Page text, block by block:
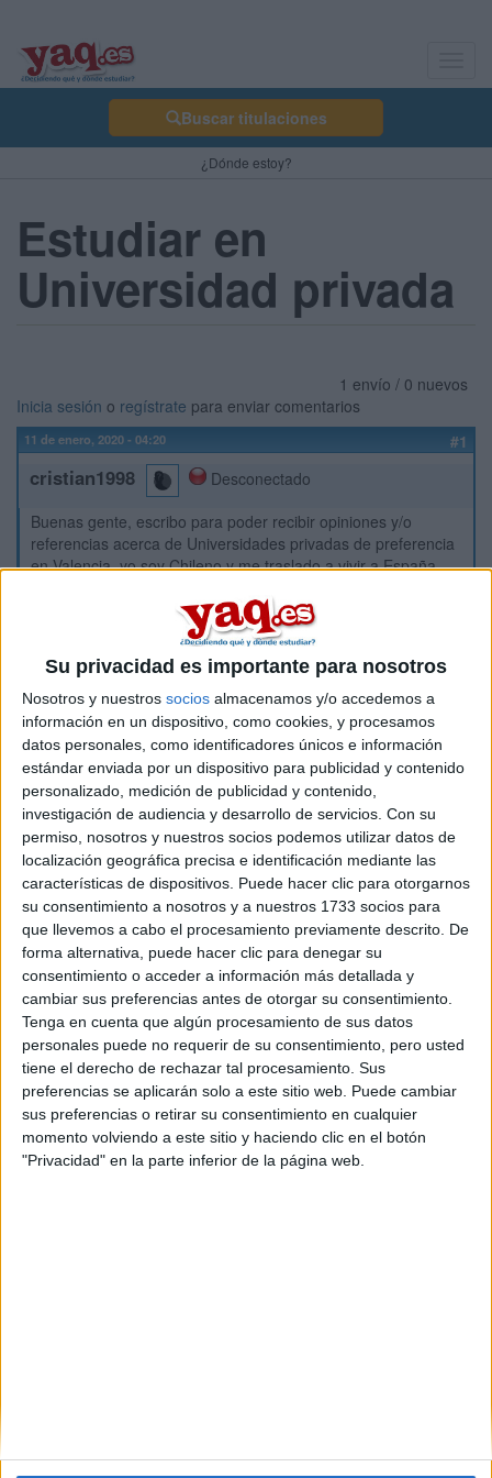
Su privacidad es importante para nosotros
Nosotros y nuestros socios almacenamos y/o accedemos a
información en un dispositivo, como cookies, y procesamos
datos personales, como identificadores únicos e información
estándar enviada por un dispositivo para publicidad y contenido
personalizado, medición de publicidad y contenido,
investigación de audiencia y desarrollo de servicios. Con su
permiso, nosotros y nuestros socios podemos utilizar datos de
localización geográfica precisa e identificación mediante las
características de dispositivos. Puede hacer clic para otorgarnos
su consentimiento a nosotros y a nuestros 1733 socios para
que llevemos a cabo el procesamiento previamente descrito. De
forma alternativa, puede hacer clic para denegar su
consentimiento o acceder a información más detallada y
cambiar sus preferencias antes de otorgar su consentimiento.
Tenga en cuenta que algún procesamiento de sus datos
personales puede no requerir de su consentimiento, pero usted
tiene el derecho de rechazar tal procesamiento. Sus
preferencias se aplicarán solo a este sitio web. Puede cambiar
sus preferencias o retirar su consentimiento en cualquier
momento volviendo a este sitio y haciendo clic en el botón
"Privacidad" en la parte inferior de la página web.
Buscar titulaciones
¿Dónde estoy?
Estudiar en
Universidad privada
1 envío / 0 nuevos
Inicia sesión o regístrate para enviar comentarios
11 de enero, 2020 - 04:20 #1
cristian1998
Desconectado
Buenas gente, escribo para poder recibir opiniones y/o
referencias acerca de Universidades privadas de preferencia
en Valencia, yo soy Chileno y me traslado a vivir a España
diversas opiniones acerca de que las universidades privadas
son pay to win, yo en Chile estudio en Uni privada y la verdad
es que se aleja de esa realidad, por lo que quiero saber una
opinion informada acerca de como es el tema en España, por
el momento me traslado a Valencia, pero no descarto otras
ciudades. El precio para mi no es tema, son igual de caras
que las Universidades Chilenas y tengo un buen fondo de
ahorros que me permite costearme una privada, saludossss.
Inicio
Etiquetas:
La universidad - un mundo
ADE - Administración y Dirección de Empresas